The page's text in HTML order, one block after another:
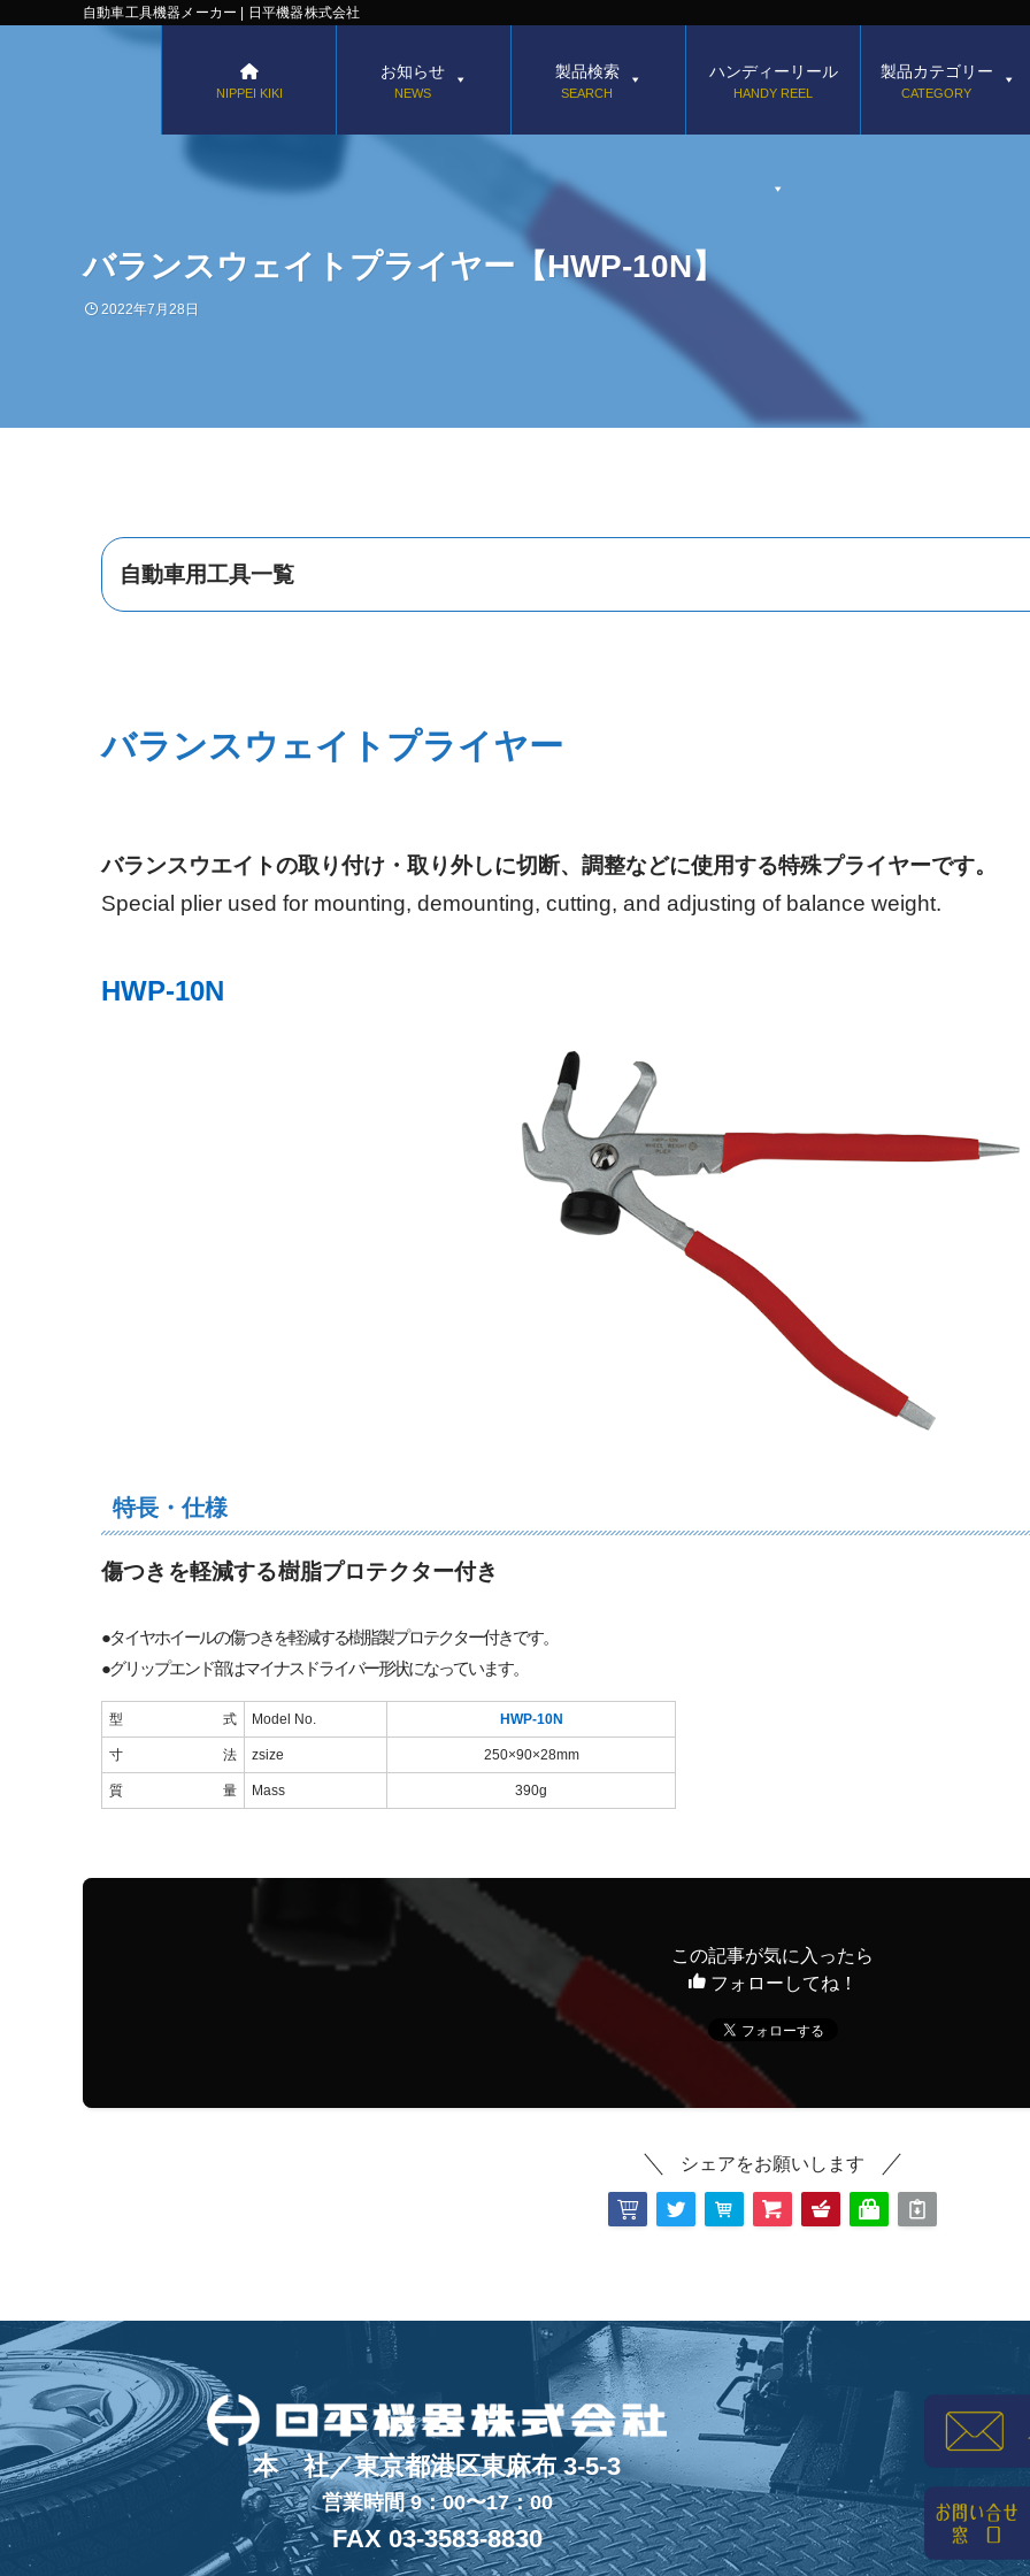
自動車工具機器メーカー | 日平機器株式会社
NIPPEI KIKI
お知らせ
NEWS
製品検索
SEARCH
ハンディーリール
HANDY REEL
製品カテゴリー
CATEGORY
バランスウェイトプライヤー【HWP-10N】
2022年7月28日
自動車用工具一覧
内装 環境 その他
バランスウェイトプライヤー
バランスウエイトの取り付け・取り外しに切断、調整などに使用する特殊プライヤーです。
Special plier used for mounting, demounting, cutting, and adjusting of balance weight.
HWP-10N
特長・仕様
傷つきを軽減する樹脂プロテクター付き
●タイヤホイールの傷つきを軽減する樹脂製プロテクター付きです。
●グリップエンド部はマイナスドライバー形状になっています。
型 式 Model No. HWP-10N
寸法 zsize 250×90×28mm
質 量 Mass 390g
この記事が気に入ったら
フォローしてね！
シェアをお願いします
本 社／東京都港区東麻布 3-5-3
営業時間 9：00〜17：00
FAX 03-3583-8830